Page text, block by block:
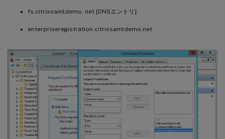
fs.citrixsamldemo. net [DNSエントリ]
enterpriseregistration.citrixsamldemo.net